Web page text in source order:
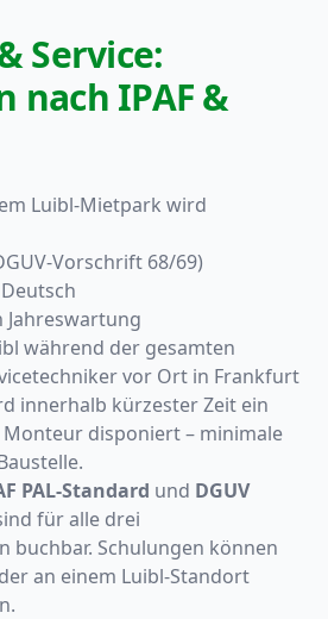
Service:
nach IPAF &
Luibl-Mietpark wird
Vorschrift 68/69)
Jahreswartung
während der gesamten
vor Ort in Frankfurt
innerhalb kürzester Zeit ein
disponiert – minimale
PAL-Standard und DGUV
für alle drei
buchbar. Schulungen können
an einem Luibl-Standort